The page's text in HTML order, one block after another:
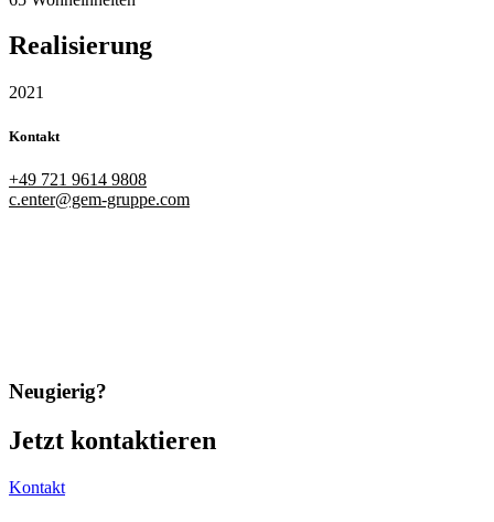
Realisierung
2021
Kontakt
+49 721 9614 9808
c.enter@gem-gruppe.com
Neugierig?
Jetzt kontaktieren
Kontakt